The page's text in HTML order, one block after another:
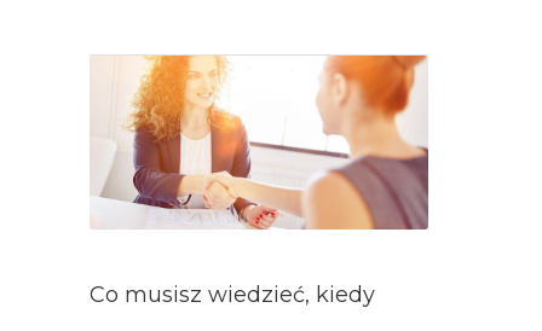
Co musisz wiedzieć, kiedy